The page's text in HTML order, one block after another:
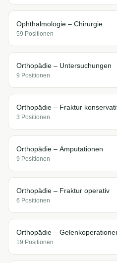
Ophthalmologie – Chirurgie
59 Positionen
Orthopädie – Untersuchungen
9 Positionen
Orthopädie – Fraktur
3 Positionen
Orthopädie – Amputationen
9 Positionen
Orthopädie – Fraktur operativ
6 Positionen
Orthopädie –
19 Positionen